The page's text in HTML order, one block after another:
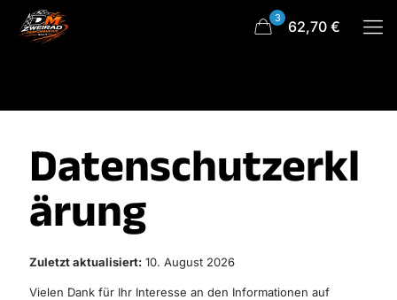
3 62,70 €
Datenschutzerkl
ärung
Zuletzt aktualisiert: 10. August 2026
Vielen Dank für Ihr Interesse an den Informationen auf